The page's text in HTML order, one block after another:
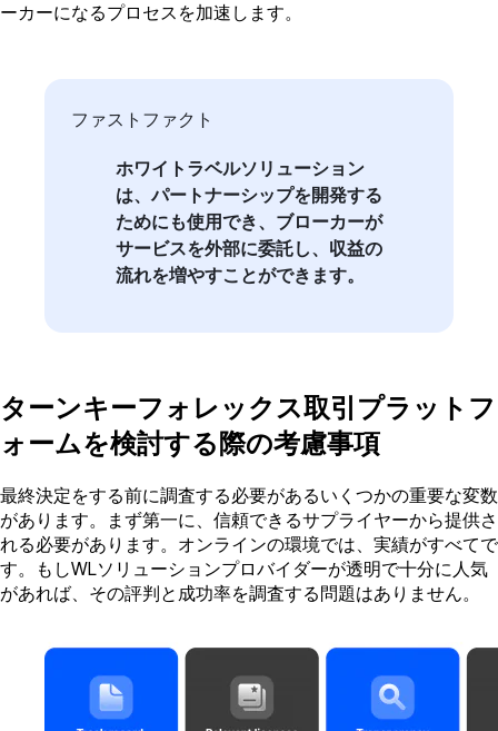
ーカーになるプロセスを加速します。
ホワイトラベルソリューション
は、パートナーシップを開発する
ためにも使用でき、ブローカーが
サービスを外部に委託し、収益の
流れを増やすことができます。
ファストファクト
ターンキーフォレックス取引プラットフ
ォームを検討する際の考慮事項
最終決定をする前に調査する必要があるいくつかの重要な変数
があります。まず第一に、信頼できるサプライヤーから提供さ
れる必要があります。オンラインの環境では、実績がすべてで
す。もしWLソリューションプロバイダーが透明で十分に人気
があれば、その評判と成功率を調査する問題はありません。